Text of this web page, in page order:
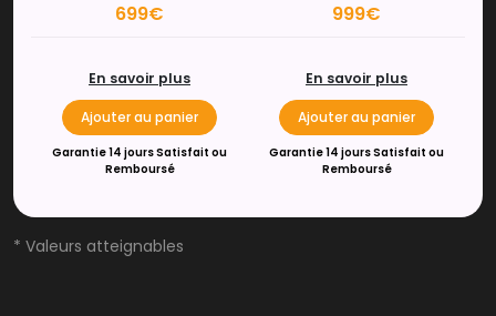
699€ 999€
En savoir plus
Ajouter au panier
Garantie 14 jours Satisfait ou
Remboursé
En savoir plus
Ajouter au panier
Garantie 14 jours Satisfait ou
Remboursé
* Valeurs atteignables